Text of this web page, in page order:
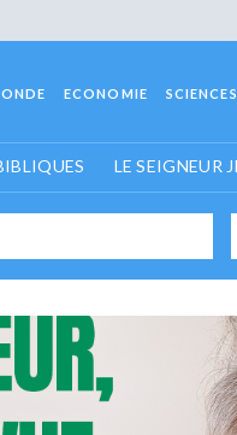
ECONOMIE
LE SEIGNEUR